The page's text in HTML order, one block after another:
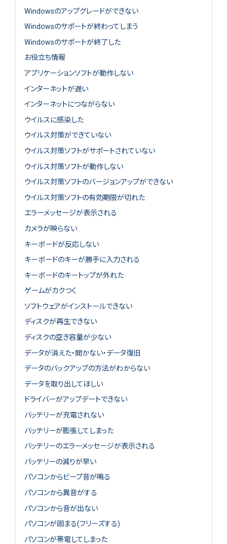
Windowsのアップグレードができない
Windowsのサポートが終わってしまう
Windowsのサポートが終了した
お役立ち情報
アプリケーションソフトが動作しない
インターネットが遅い
インターネットにつながらない
ウイルスに感染した
ウイルス対策ができていない
ウイルス対策ソフトがサポートされていない
ウイルス対策ソフトが動作しない
ウイルス対策ソフトのバージョンアップができない
ウイルス対策ソフトの有効期限が切れた
エラーメッセージが表示される
カメラが映らない
キーボードが反応しない
キーボードのキーが勝手に入力される
キーボードのキートップが外れた
ゲームがカクつく
ソフトウェアがインストールできない
ディスクが再生できない
ディスクの空き容量が少ない
データが消えた・開かない・データ復旧
データのバックアップの方法がわからない
データを取り出してほしい
ドライバーがアップデートできない
バッテリーが充電されない
バッテリーが膨張してしまった
バッテリーのエラーメッセージが表示される
バッテリーの減りが早い
パソコンからビープ音が鳴る
パソコンから異音がする
パソコンから音が出ない
パソコンが固まる(フリーズする)
パソコンが帯電してしまった